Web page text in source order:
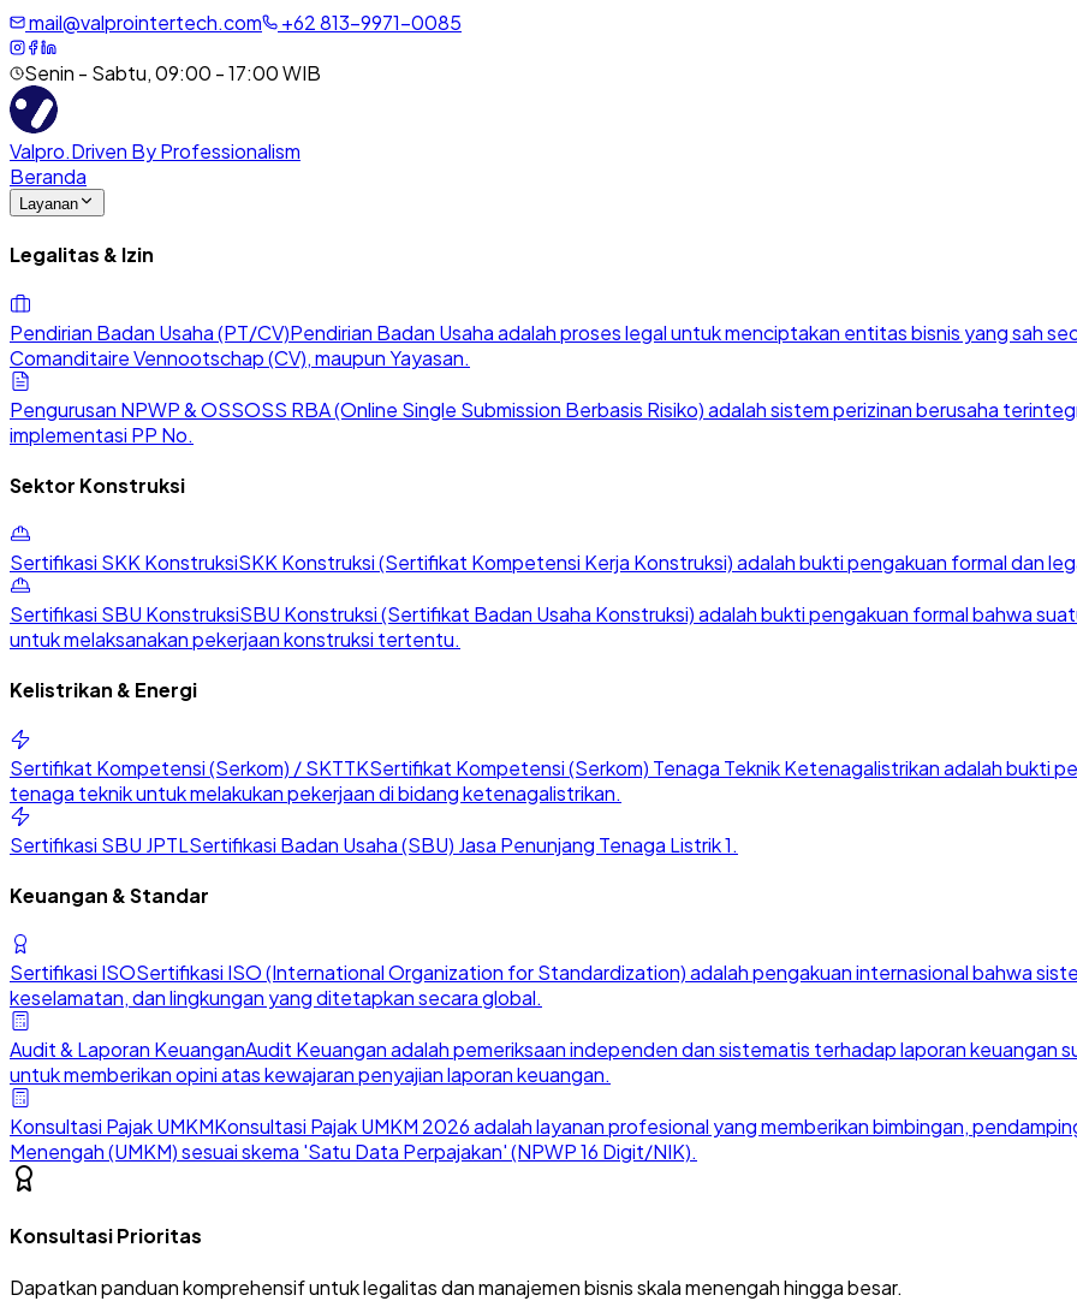
mail@valprointertech.com +62813-9971-0085
Senin - Sabtu, 09:00 - 17:00 WIB
Valpro.Driven By Professionalism
Beranda
Layanan
Legalitas & Izin
Pendirian Badan Usaha (PT/CV)Pendirian Badan Usaha adalah proses legal untuk menciptakan entitas bisnis yang sah
Comanditaire Vennootschap (CV), maupun Yayasan.
Pengurusan NPWP & OSSOSS RBA (Online Single Submission Berbasis Risiko) adalah sistem perizinan berusaha
implementasi PP No.
Sektor Konstruksi
Sertifikasi SKK KonstruksiSKK Konstruksi (Sertifikat Kompetensi Kerja Konstruksi) adalah bukti pengakuan formal dan
Sertifikasi SBU KonstruksiSBU Konstruksi (Sertifikat Badan Usaha Konstruksi) adalah bukti pengakuan formal bahwa
untuk melaksanakan pekerjaan konstruksi tertentu.
Kelistrikan & Energi
Sertifikat Kompetensi (Serkom) / SKTTKSertifikat Kompetensi (Serkom) Tenaga Teknik Ketenagalistrikan adalah bukti
tenaga teknik untuk melakukan pekerjaan di bidang ketenagalistrikan.
Sertifikasi SBU JPTLSertifikasi Badan Usaha (SBU) Jasa Penunjang Tenaga Listrik 1.
Keuangan & Standar
Sertifikasi ISOSertifikasi ISO (International Organization for Standardization) adalah pengakuan internasional bahwa
keselamatan, dan lingkungan yang ditetapkan secara global.
Audit & Laporan KeuanganAudit Keuangan adalah pemeriksaan independen dan sistematis terhadap laporan keuangan
untuk memberikan opini atas kewajaran penyajian laporan keuangan.
Konsultasi Pajak UMKMKonsultasi Pajak UMKM 2026 adalah layanan profesional yang memberikan bimbingan,
Menengah (UMKM) sesuai skema 'Satu Data Perpajakan' (NPWP 16 Digit/NIK).
Konsultasi Prioritas
Dapatkan panduan komprehensif untuk legalitas dan manajemen bisnis skala menengah hingga besar.